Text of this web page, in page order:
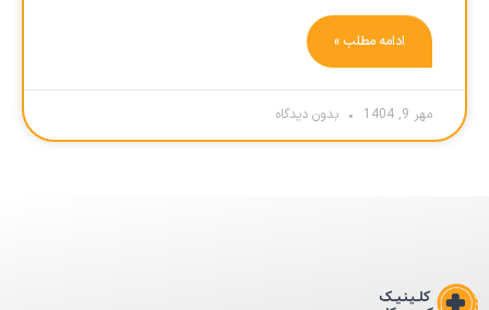
ادامه مطلب »
مهر 9, 1404 بدون دیدگاه